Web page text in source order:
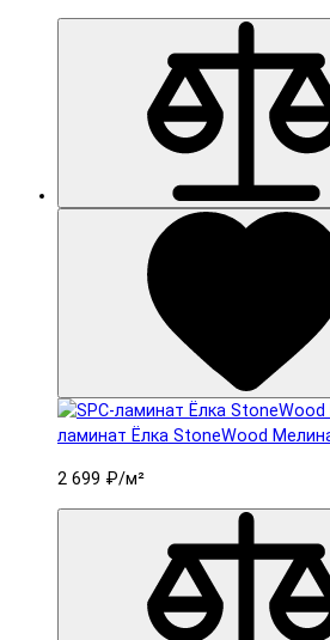
ламинат Ëлка StoneWood
2 699 ₽/м²